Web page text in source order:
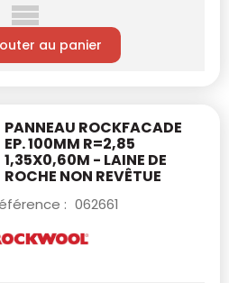
au panier
PANNEAU ROCKFACADE
EP. 100MM R=2,85
1,35X0,60M - LAINE DE
ROCHE NON REVÊTUE
: 062661